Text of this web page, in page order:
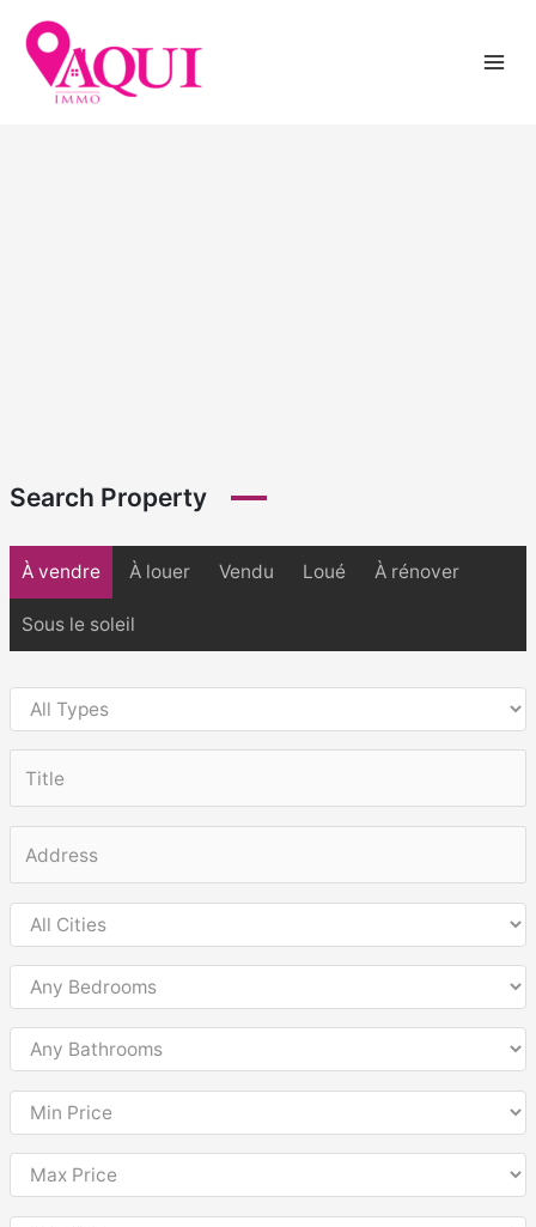
content
Search Property
À vendre À louer Vendu Loué À rénover
Sous le soleil